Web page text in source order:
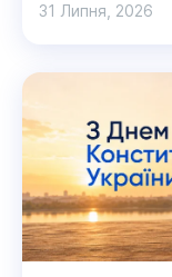
31 Липня, 2026